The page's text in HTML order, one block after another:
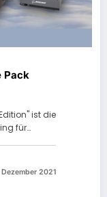
Pack
ist die
für…
2021